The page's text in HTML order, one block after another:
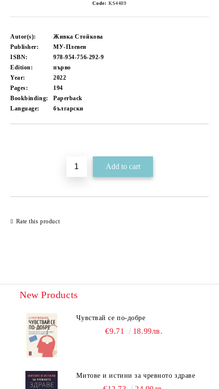
Code: KS4489
Autor(s):
Живка Стойкова
Publisher:
МУ-Плевен
ISBN:
978-954-756-292-9
Edition:
първо
Year:
2022
Pages:
194
Bookbinding:
Paperback
Language:
български
Rate this product
New Products
Чувствай се по-добре
€9.71 18.99лв.
Митове и истини за чревното здраве